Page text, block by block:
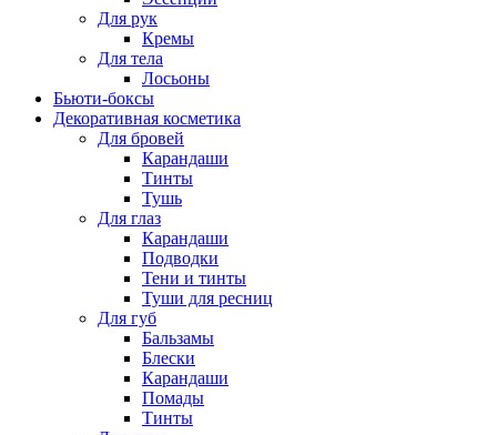
Для рук
Кремы
Для тела
Лосьоны
Бьюти-боксы
Декоративная косметика
Для бровей
Карандаши
Тинты
Тушь
Для глаз
Карандаши
Подводки
Тени и тинты
Туши для ресниц
Для губ
Бальзамы
Блески
Карандаши
Помады
Тинты